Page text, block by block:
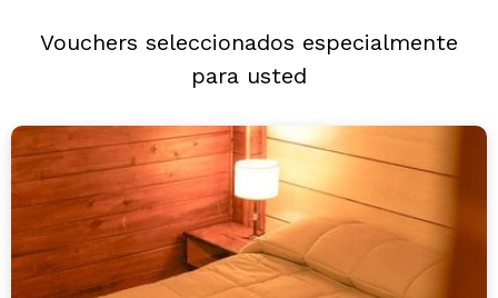
Vouchers seleccionados especialmente
para usted